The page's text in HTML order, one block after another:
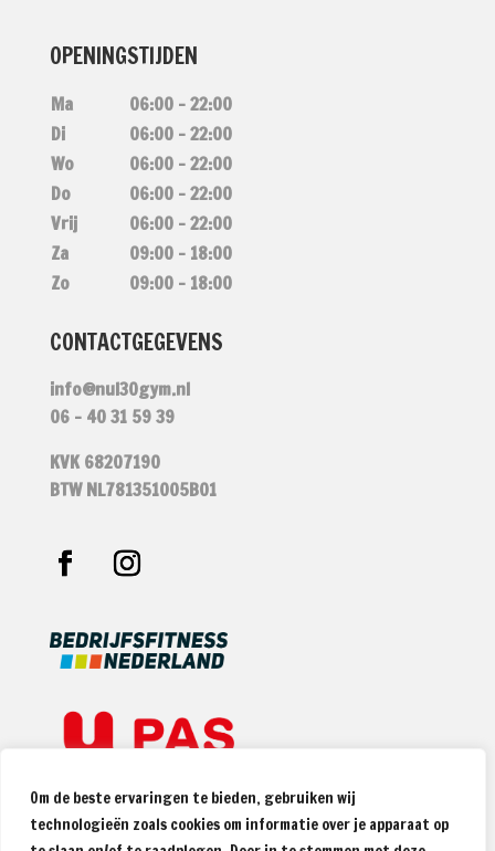
Om de beste ervaringen te bieden, gebruiken wij
technologieën zoals cookies om informatie over je apparaat op
OPENINGSTIJDEN
Ma
06:00 – 22:00
Di
06:00 – 22:00
Wo
06:00 – 22:00
Do
06:00 – 22:00
Vrij
06:00 – 22:00
Za
09:00 – 18:00
Zo
09:00 – 18:00
CONTACTGEGEVENS
info@nul30gym.nl
06 – 40 31 59 39
KVK 68207190
BTW NL781351005B01